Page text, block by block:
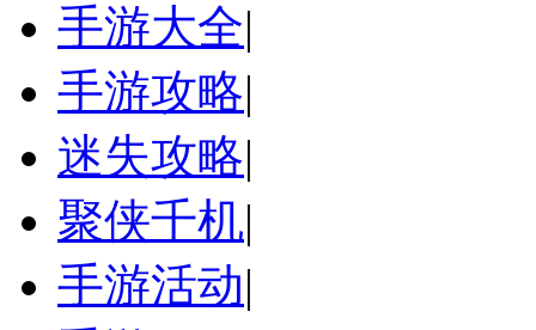
手游大全|
手游攻略|
迷失攻略|
聚侠千机|
手游活动|